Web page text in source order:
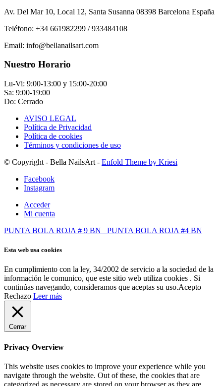
Av. Del Mar 10, Local 12, Santa Susanna 08398 Barcelona España
Teléfono: +34 661982299 / 933484108
Email: info@bellanailsart.com
Nuestro Horario
Lu-Vi: 9:00-13:00 y 15:00-20:00
Sa: 9:00-19:00
Do: Cerrado
AVISO LEGAL
Política de Privacidad
Política de cookies
Términos y condiciones de uso
© Copyright - Bella NailsArt - Enfold Theme by Kriesi
Facebook
Instagram
Acceder
Mi cuenta
PUNTA BOLA ROJA # 9 BN
PUNTA BOLA ROJA #4 BN
Esta web usa cookies
En cumplimiento con la ley, 34/2002 de servicio a la sociedad de la
información le comunico, que este sitio web utiliza cookies . Si
continúas navegando, consideramos que aceptas su uso.Acepto
Rechazo Leer más
Cerrar
Privacy Overview
This website uses cookies to improve your experience while you
navigate through the website. Out of these, the cookies that are
categorized as necessary are stored on your browser as they are